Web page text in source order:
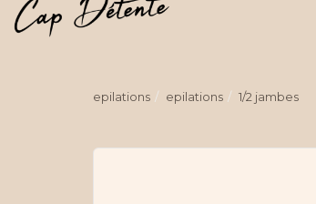
epilations epilations 1/2 jambes